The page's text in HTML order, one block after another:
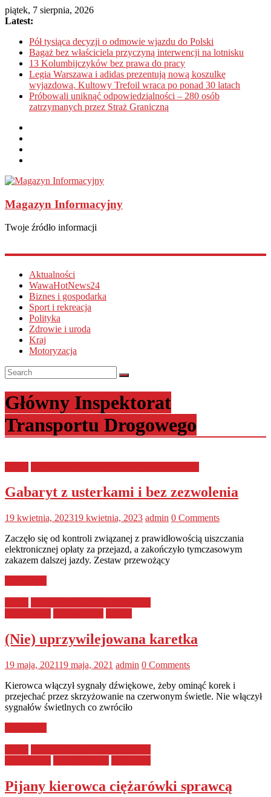
piątek, 7 sierpnia, 2026
Latest:
Pół tysiąca decyzji o odmowie wjazdu do Polski
Bagaż bez właściciela przyczyną interwencji na lotnisku
13 Kolumbijczyków bez prawa do pracy
Legia Warszawa i adidas prezentują nową koszulkę
wyjazdową. Kultowy Trefoil wraca po ponad 30 latach
Próbowali uniknąć odpowiedzialności – 280 osób
zatrzymanych przez Straż Graniczną
Magazyn Informacyjny
Twoje źródło informacji
Aktualności
WawaHotNews24
Biznes i gospodarka
Sport i rekreacja
Polityka
Zdrowie i uroda
Kraj
Motoryzacja
Główny Inspektorat
Transportu Drogowego
Gabaryt z usterkami i bez zezwolenia
19 kwietnia, 202319 kwietnia, 2023 admin 0 Comments
Zaczęło się od kontroli związanej z prawidłowością uiszczania
elektronicznej opłaty za przejazd, a zakończyło tymczasowym
zakazem dalszej jazdy. Zestaw przewożący
(Nie) uprzywilejowana karetka
19 maja, 202119 maja, 2021 admin 0 Comments
Kierowca włączył sygnały dźwiękowe, żeby ominąć korek i
przejechać przez skrzyżowanie na czerwonym świetle. Nie włączył
sygnałów świetlnych co zwróciło
Pijany kierowca ciężarówki sprawcą